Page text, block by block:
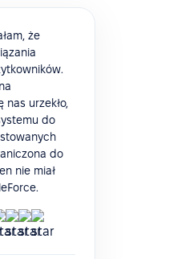
że
nas urzekło,
do
do
nie miał